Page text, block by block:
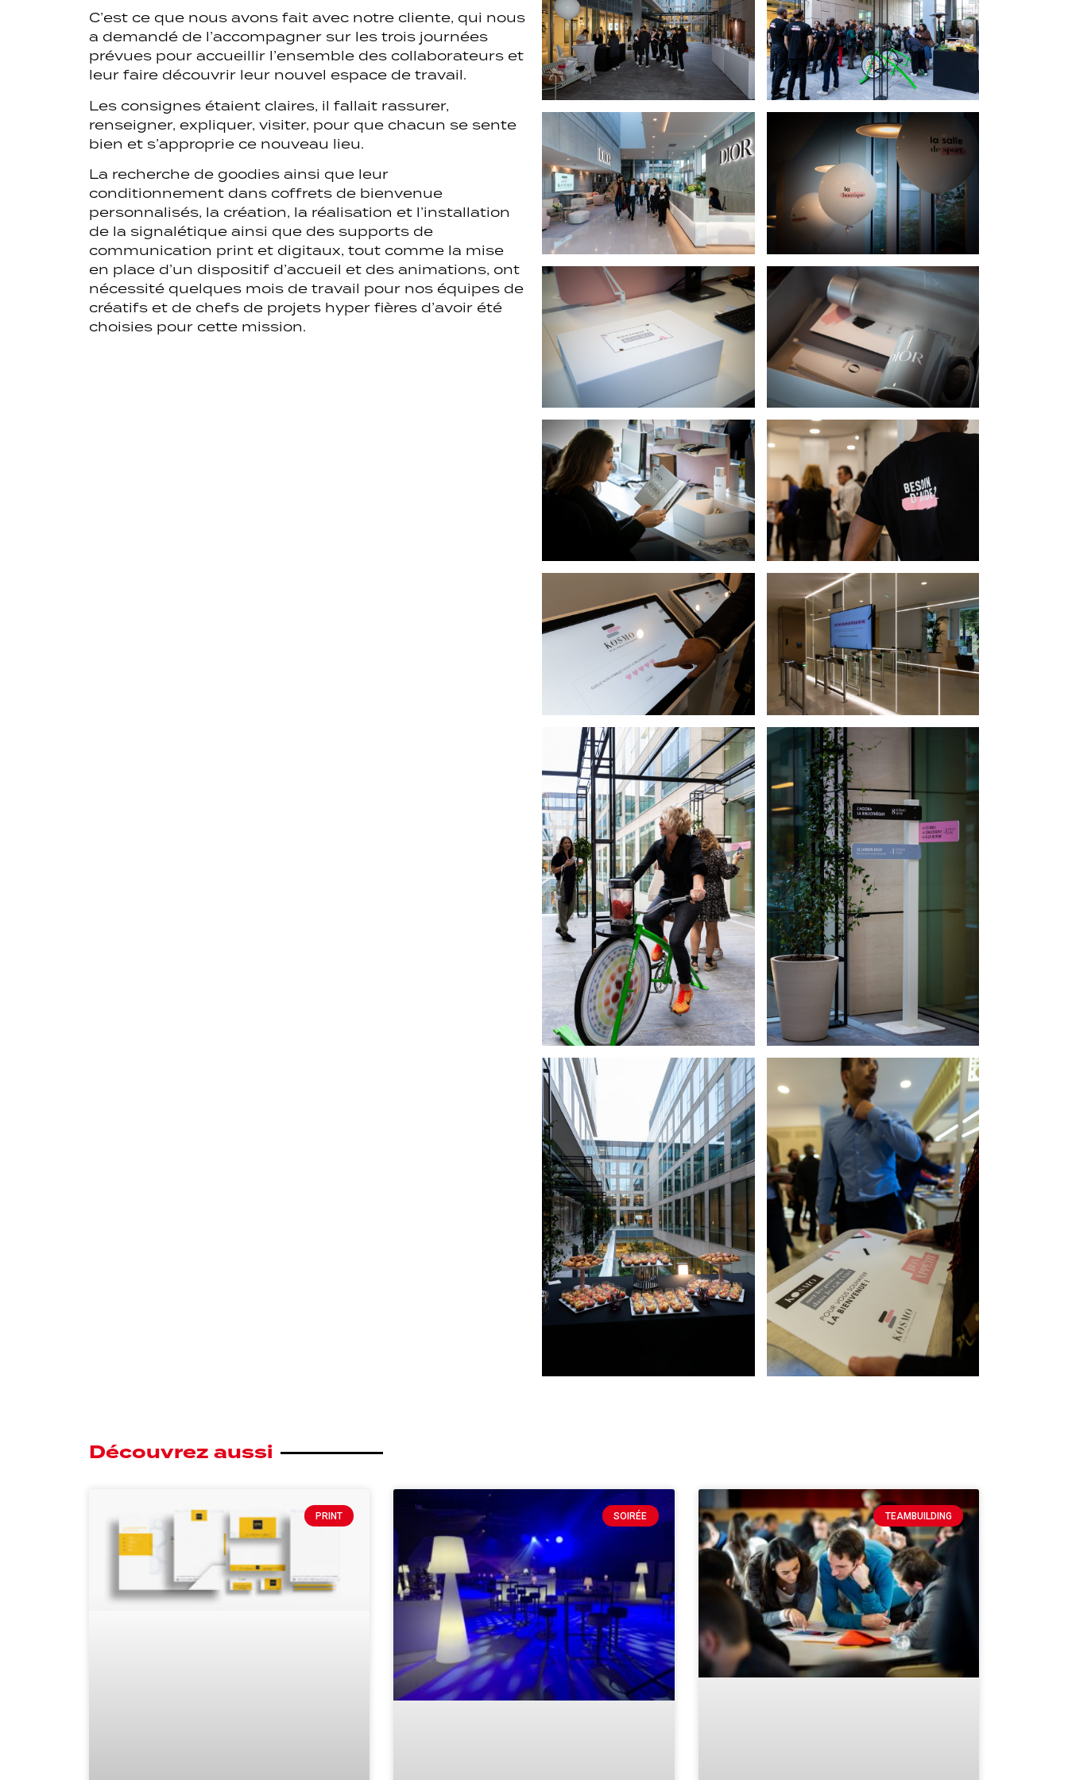
C’est ce que nous avons fait avec notre cliente, qui nous
a demandé de l’accompagner sur les trois journées
prévues pour accueillir l’ensemble des collaborateurs et
leur faire découvrir leur nouvel espace de travail.
Les consignes étaient claires, il fallait rassurer,
renseigner, expliquer, visiter, pour que chacun se sente
bien et s’approprie ce nouveau lieu.
La recherche de goodies ainsi que leur
conditionnement dans coffrets de bienvenue
personnalisés, la création, la réalisation et l’installation
de la signalétique ainsi que des supports de
communication print et digitaux, tout comme la mise
en place d’un dispositif d’accueil et des animations, ont
nécessité quelques mois de travail pour nos équipes de
créatifs et de chefs de projets hyper fières d’avoir été
choisies pour cette mission.
Découvrez aussi
PRINT SOIRÉE TEAMBUILDING